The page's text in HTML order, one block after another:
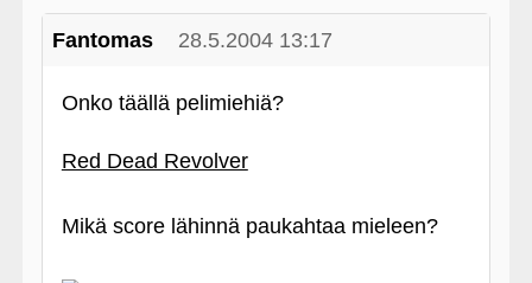
Fantomas 28.5.2004 13:17
Onko täällä pelimiehiä?
Red Dead Revolver
Mikä score lähinnä paukahtaa mieleen?